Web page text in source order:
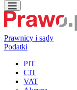
Prawnicy i sądy
Podatki
PIT
CIT
VAT